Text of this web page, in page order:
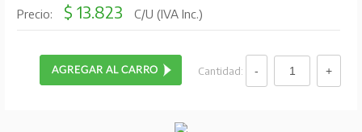
Precio: $ 13.823 C/U (IVA Inc.)
Cantidad: